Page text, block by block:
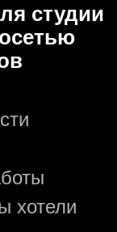
студии
хотели